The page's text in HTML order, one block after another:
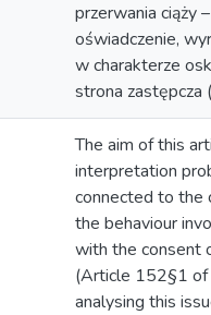
przerwania ciąży
oświadczenie,
w charakterze
strona zastępcza
The aim of this
interpretation
connected to the
the behaviour
with the consent
(Article 152§1 of
analysing this